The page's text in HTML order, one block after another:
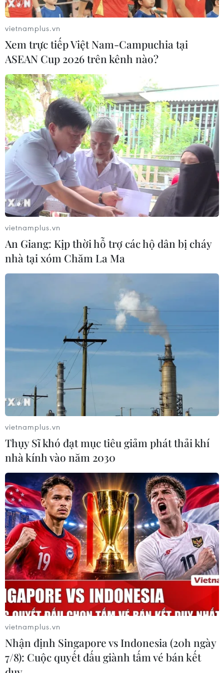
vietnamplus.vn
Xem trực tiếp Việt Nam-Campuchia tại
ASEAN Cup 2026 trên kênh nào?
vietnamplus.vn
An Giang: Kịp thời hỗ trợ các hộ dân bị cháy
nhà tại xóm Chăm La Ma
vietnamplus.vn
Thụy Sĩ khó đạt mục tiêu giảm phát thải khí
nhà kính vào năm 2030
vietnamplus.vn
Nhận định Singapore vs Indonesia (20h ngày
7/8): Cuộc quyết đấu giành tấm vé bán kết